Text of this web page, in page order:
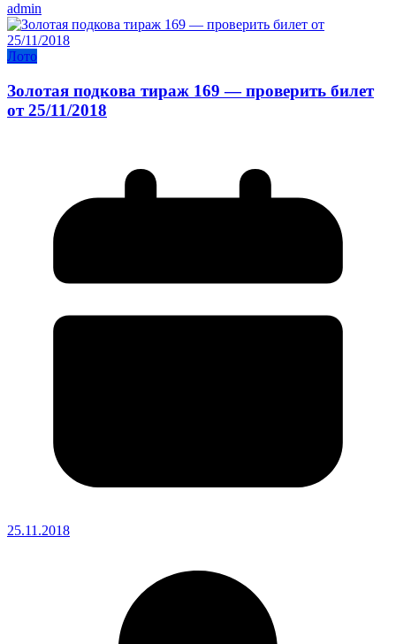
admin
Лото
Золотая подкова тираж 169 — проверить билет
от 25/11/2018
25.11.2018